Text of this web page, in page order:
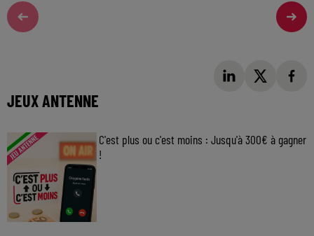
JEUX ANTENNE
C'est plus ou c'est moins : Jusqu'à 300€ à gagner
!